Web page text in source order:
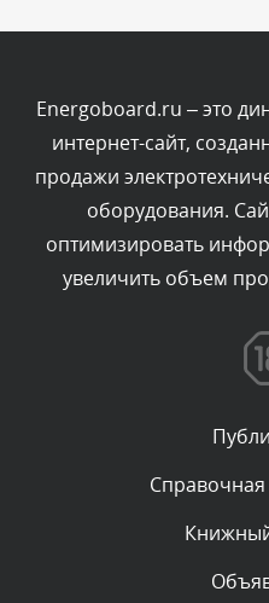
Комментарий
Текст комментария будет
администратором.
Комментарий
Текст комментария будет
Комментарий
Текст комментария будет
администратором.
Комментарий
Energoboard.ru – это
интернет-сайт,
продажи
оборудования.
оптимизировать
увеличить объем